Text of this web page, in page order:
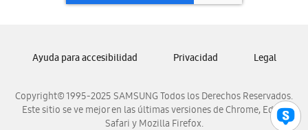
Samsung Panamá
Samsung Venezuela
Copyright© 1995-2025 SAMSUNG Todos los Derechos Reservados.
Este sitio se ve mejor en las últimas versiones de Chrome, Edge,
Safari y Mozilla Firefox.
Ayuda para accesibilidad Privacidad Legal